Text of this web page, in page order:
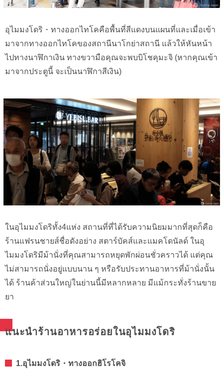
อุไมมงโดริ・ทางออกไทโคคือพื้นที่สีแดงบนแผนที่และเมื่อเข้า
มาจากทางออกไทโคของสถานีนาโกย่าสถานี แล้วให้หันหน้า
ไปทางนาฬิกาเงิน ทางขวามือคุณจะพบบิโชคุมะจิ (หากคุณเข้า
มาจากประตูนี้ จะเป็นนาฬิกาสีเงิน)
ในอุไมมงโดริทั้ง4แห่ง สถานที่ที่ได้รับความนิยมมากที่สุดก็คือ
ร้านแฟรนชายส์ชื่อดังอย่าง สตาร์บัคส์และแมคโดนัลด์ ในอุ
ไมมงโดริมีม้านั่งที่คุณสามารถหยุดพักผ่อนชั่วคราวได้ แต่คุณ
ไม่สามารถนั่งอยู่แบบนาน ๆ หรือรับประทานอาหารที่ม้านั่งนั้น
ได้ ร้านค้าส่วนใหญ่ในย่านนี้มีหลากหลาย มีแม้กระทั่งร้านขาย
ยา
แนะนำร้านอาหารอร่อยในอุไมมงโดริ
1.อุไมมงโดริ・ทางออกฮิโรโคจิ